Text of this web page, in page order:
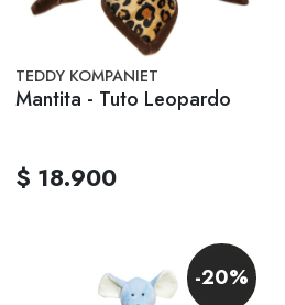
TEDDY KOMPANIET
Mantita - Tuto Leopardo
$ 18.900
-20%